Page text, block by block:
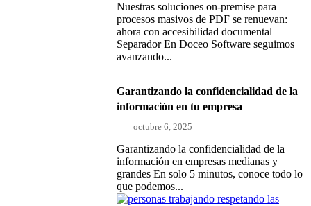
Nuestras soluciones on-premise para
procesos masivos de PDF se renuevan:
ahora con accesibilidad documental
Separador En Doceo Software seguimos
avanzando...
Garantizando la confidencialidad de la
información en tu empresa
octubre 6, 2025
Garantizando la confidencialidad de la
información en empresas medianas y
grandes En solo 5 minutos, conoce todo lo
que podemos...